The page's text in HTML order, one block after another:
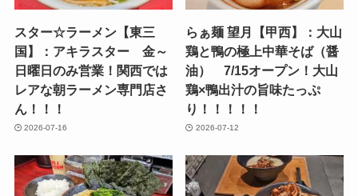
スター☆ラーメン【東三
国】：アキラスター 金～
日曜日のみ営業！関西では
レアな朝ラーメン専門店さ
ん！！！
2026-07-16
らぁ麺 望月【甲西】：大山
鶏と鴨の極上中華そば（醤
油） 7/15オープン！大山
鶏×鴨出汁の旨味たっぷ
り！！！！！
2026-07-12